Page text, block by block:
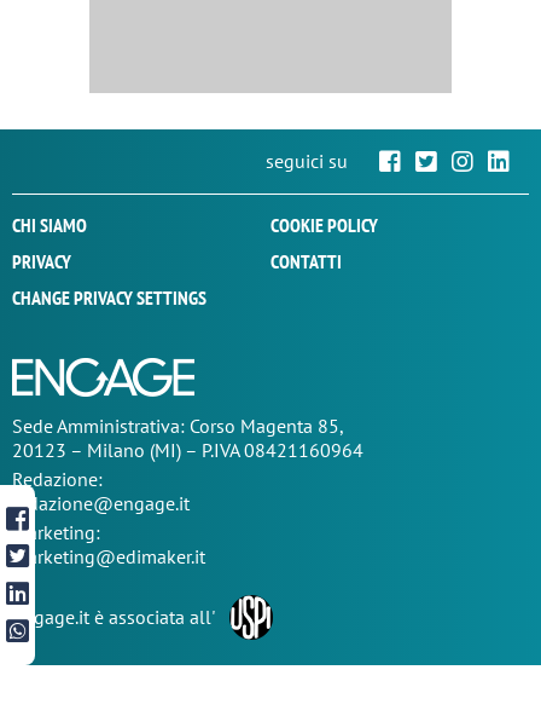
seguici su
CHI SIAMO
COOKIE POLICY
PRIVACY
CONTATTI
CHANGE PRIVACY SETTINGS
SedeAmministrativa: Corso Magenta 85,
20123 – Milano (MI) – P.IVA 08421160964
Redazione:
redazione@engage.it
Marketing:
marketing@edimaker.it
Engage.it è associata all'